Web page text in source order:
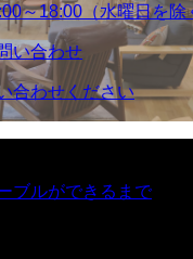
～18:00（水曜日を除
い合わせ
合わせください
ブルができるまで